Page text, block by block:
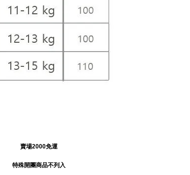
賣場2000免運
特殊開團商品不列入